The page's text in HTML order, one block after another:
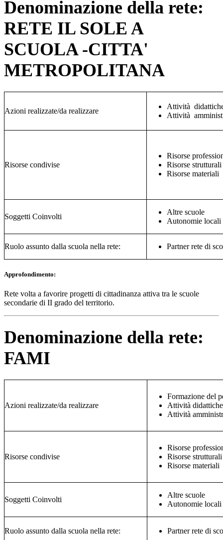
Denominazione della rete:
RETE IL SOLE A
SCUOLA -CITTA'
METROPOLITANA
Azioni realizzate/da realizzare
Attività
Attività
Risorse condivise
Risorse
Risorse strutturali
Risorse materiali
Soggetti Coinvolti
Altre scuole
Autonomie locali
Ruolo assunto dalla scuola nella rete: Partner rete di
Approfondimento:
Rete volta a favorire progetti di cittadinanza attiva tra le scuole
secondarie di II grado del territorio.
Denominazione della rete:
FAMI
Azioni realizzate/da realizzare
Formazione del
Attività didattiche
Attività
Risorse condivise
Risorse
Risorse strutturali
Risorse materiali
Soggetti Coinvolti
Altre scuole
Autonomie
Ruolo assunto dalla scuola nella rete: Partner rete di